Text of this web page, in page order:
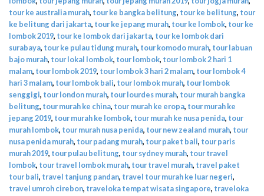
tour ke australia murah, tour ke bangka belitung, tour ke belitung, tour
ke belitung dari jakarta, tour ke jepang murah, tour ke lombok, tour ke
lombok 2019, tour ke lombok dari jakarta, tour ke lombok dari
surabaya, tour ke pulau tidung murah, tour komodo murah, tour labuan
bajo murah, tour lokal lombok, tour lombok, tour lombok 2 hari 1
malam, tour lombok 2019, tour lombok 3 hari 2 malam, tour lombok 4
hari 3 malam, tour lombok bali, tour lombok murah, tour lombok
senggigi, tour london murah, tour lourdes murah, tour murah bangka
belitung, tour murah ke china, tour murah ke eropa, tour murah ke
jepang 2019, tour murah ke lombok, tour murah ke nusa penida, tour
murah lombok, tour murah nusa penida, tour new zealand murah, tour
nusa penida murah, tour padang murah, tour paket bali, tour paris
murah 2019, tour pulau belitung, tour sydney murah, tour travel
lombok, tour travel lombok murah, tour travel murah, travel paket
tour bali, travel tanjung pandan, travel tour murah ke luar negeri,
travel umroh cirebon, traveloka tempat wisata singapore, traveloka